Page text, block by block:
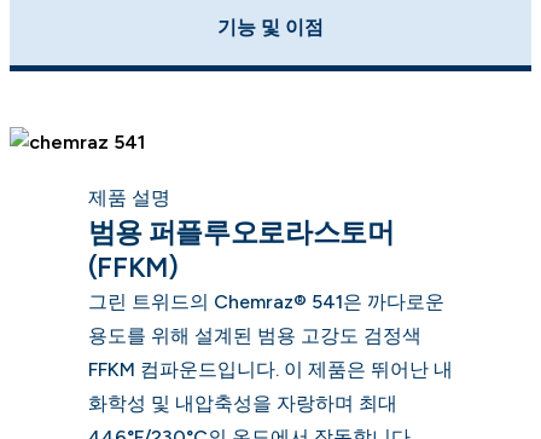
기능 및 이점
제품 설명
범용 퍼플루오로라스토머
(FFKM)
그린 트위드의 Chemraz® 541은 까다로운
용도를 위해 설계된 범용 고강도 검정색
FFKM 컴파운드입니다. 이 제품은 뛰어난 내
화학성 및 내압축성을 자랑하며 최대